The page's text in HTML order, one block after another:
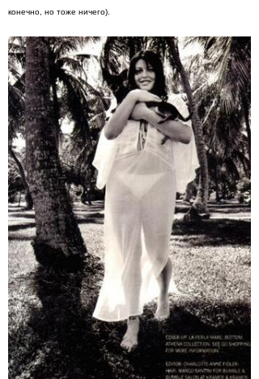
конечно, но тоже ничего).